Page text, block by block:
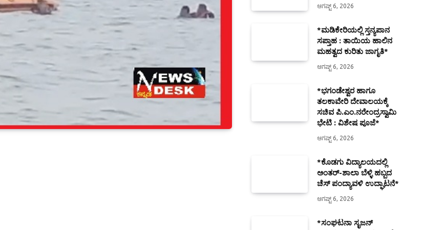
ಆಗಷ್ಟ್ 6, 2026
*ಮಡಿಕೇರಿಯಲ್ಲಿ ಸ್ತನ್ಯಪಾನ
ಸಪ್ತಾಹ : ತಾಯಿಯ ಹಾಲಿನ
ಮಹತ್ವದ ಕುರಿತು ಜಾಗೃತಿ*
ಆಗಷ್ಟ್ 6, 2026
*ಭಗಂಡೇಶ್ವರ ಹಾಗೂ
ತಲಕಾವೇರಿ ದೇವಾಲಯಕ್ಕೆ
ಸಚಿವ ಪಿ.ಎಂ.ನರೇಂದ್ರಸ್ವಾಮಿ
ಭೇಟಿ : ವಿಶೇಷ ಪೂಜೆ*
ಆಗಷ್ಟ್ 6, 2026
*ಕೊಡಗು ವಿದ್ಯಾಲಯದಲ್ಲಿ
ಅಂತರ್-ಶಾಲಾ ಬೆಳ್ಳಿ ಹಬ್ಬದ
ಚೆಸ್ ಪಂದ್ಯಾವಳಿ ಉದ್ಘಾಟನೆ*
ಆಗಷ್ಟ್ 6, 2026
*ಸಂಘಟನಾ ಸೃಜನ್